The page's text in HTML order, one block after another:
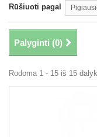
Rūšiuoti pagal
Palyginti (0)
Rodoma 1 - 15 iš 15